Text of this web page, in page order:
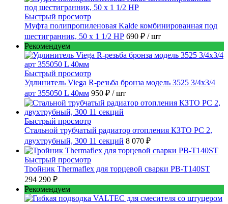
Быстрый просмотр
Муфта полипропиленовая Kalde комбинированная под
шестигранник, 50 x 1 1/2 НР 690 ₽ / шт
Рекомендуем
Быстрый просмотр
Удлинитель Viega R-резьба бронза модель 3525 3/4x3/4
арт 355050 L 40мм 950 ₽ / шт
Быстрый просмотр
Стальной трубчатый радиатор отопления КЗТО РС 2,
двухтрубный, 300 11 секций 8 070 ₽
Быстрый просмотр
Тройник Thermaflex для торцевой сварки PB-T140ST
294 290 ₽
Рекомендуем